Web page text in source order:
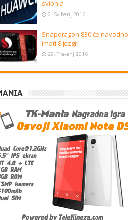
svibnja
2. Svibanj 2016
Snapdragon 830 će navodno
imati 8 jezgri
29. Travanj 2016